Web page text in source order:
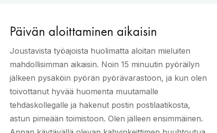
Päivän aloittaminen aikaisin
Joustavista työajoista huolimatta aloitan mieluiten
mahdollisimman aikaisin. Noin 15 minuutin pyöräilyn
jälkeen pysäköin pyörän pyörävarastoon, ja kun olen
toivottanut hyvää huomenta muutamalle
tehdaskollegalle ja hakenut postin postilaatikosta,
astun pimeään toimistoon. Olen jälleen ensimmäinen.